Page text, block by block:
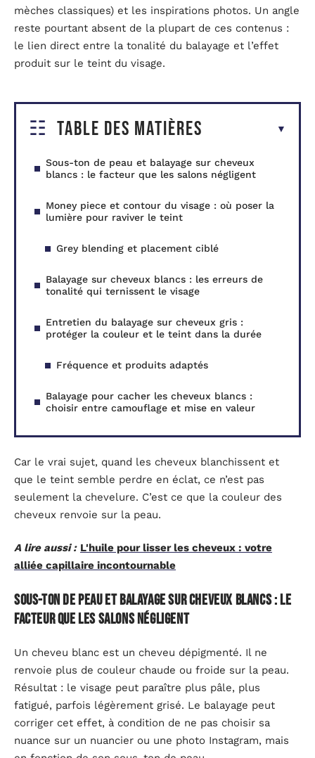
mèches classiques) et les inspirations photos. Un angle
reste pourtant absent de la plupart de ces contenus :
le lien direct entre la tonalité du balayage et l’effet
produit sur le teint du visage.
Table des matières
Sous-ton de peau et balayage sur cheveux
blancs : le facteur que les salons négligent
Money piece et contour du visage : où poser la
lumière pour raviver le teint
Grey blending et placement ciblé
Balayage sur cheveux blancs : les erreurs de
tonalité qui ternissent le visage
Entretien du balayage sur cheveux gris :
protéger la couleur et le teint dans la durée
Fréquence et produits adaptés
Balayage pour cacher les cheveux blancs :
choisir entre camouflage et mise en valeur
Car le vrai sujet, quand les cheveux blanchissent et
que le teint semble perdre en éclat, ce n’est pas
seulement la chevelure. C’est ce que la couleur des
cheveux renvoie sur la peau.
A lire aussi : L'huile pour lisser les cheveux : votre
alliée capillaire incontournable
Sous-ton de peau et balayage sur cheveux blancs : le
facteur que les salons négligent
Un cheveu blanc est un cheveu dépigmenté. Il ne
renvoie plus de couleur chaude ou froide sur la peau.
Résultat : le visage peut paraître plus pâle, plus
fatigué, parfois légèrement grisé. Le balayage peut
corriger cet effet, à condition de ne pas choisir sa
nuance sur un nuancier ou une photo Instagram, mais